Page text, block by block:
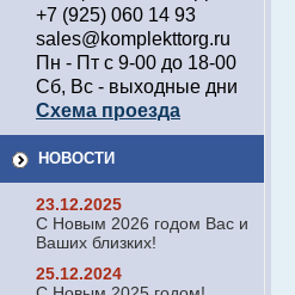
+7 (925) 060 14 93
sales@komplekttorg.ru
Пн - Пт с 9-00 до 18-00
Сб, Вс - выходные дни
Схема проезда
НОВОСТИ
23.12.2025
С Новым 2026 годом Вас и
Ваших близких!
25.12.2024